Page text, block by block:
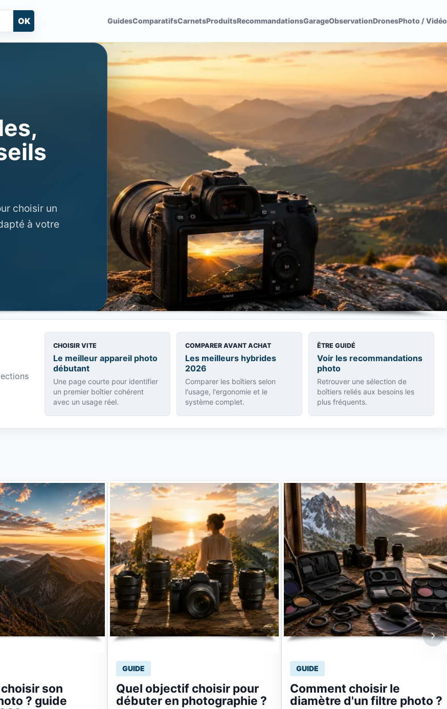
OK GuidesComparatifsCarnetsProduitsRecommandationsGarageObservationDronesPhoto / Vidéo
choisir un
à votre
CHOISIR VITE
Le meilleur appareil photo
débutant
Une page courte pour identifier
un premier boîtier cohérent
avec un usage réel.
COMPARER AVANT ACHAT
Les meilleurs hybrides
2026
Comparer les boîtiers selon
l'usage, l'ergonomie et le
système complet.
ÊTRE GUIDÉ
Voir les recommandations
photo
Retrouver une sélection de
boîtiers reliés aux besoins les
plus fréquents.
son
? guide
GUIDE
Quel objectif choisir pour
débuter en photographie ?
GUIDE
Comment choisir le
diamètre d'un filtre photo ?